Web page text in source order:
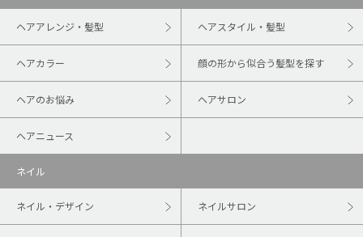
ヘアアレンジ・髪型 ヘアスタイル・髪型
ヘアカラー 顔の形から似合う髪型を探す
ヘアのお悩み ヘアサロン
ヘアニュース
ネイル
ネイル・デザイン ネイルサロン